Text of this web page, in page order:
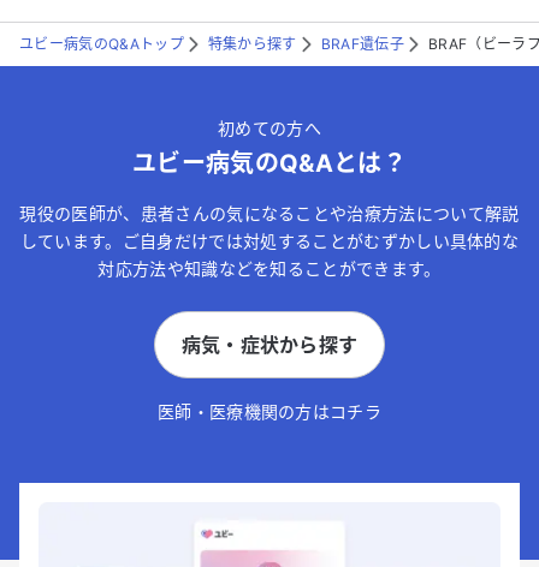
こちらは送信専用のフォームです。氏名やご自身の病気の詳細な
どの個人情報は入れないでください。
送信する
ユビー病気のQ&Aトップ 特集から探す BRAF遺伝子 BRAF（ビーラ
初めての方へ
ユビー病気のQ&Aとは？
現役の医師が、患者さんの気になることや治療方法について解説
しています。ご自身だけでは対処することがむずかしい具体的な
対応方法や知識などを知ることができます。
病気・症状から探す
医師・医療機関の方はコチラ